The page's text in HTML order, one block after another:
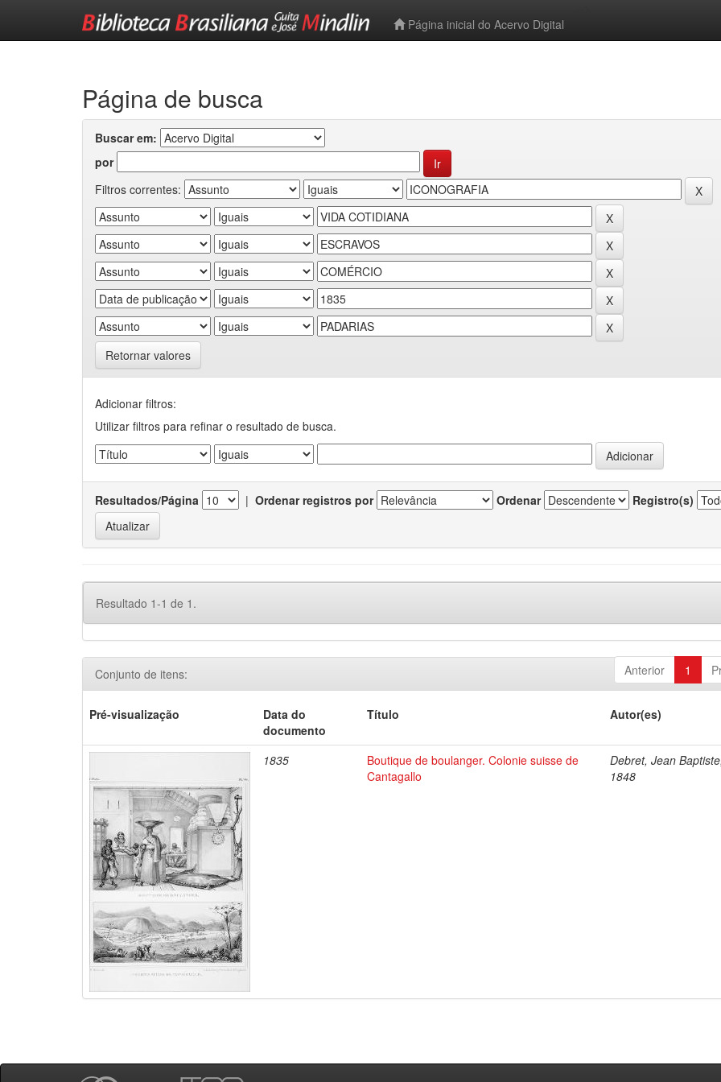
Página inicial do Acervo Digital
Página de busca
Buscar em:
por
Filtros correntes:
Retornar valores
Adicionar filtros:
Utilizar filtros para refinar o resultado de busca.
Resultados/Página | Ordenar registros por Ordenar Registro(s)
Resultado 1-1 de 1.
Anterior 1
Conjunto de itens:
Pré-visualização
Data do
documento
Título Autor(es)
1835
Boutique de boulanger. Colonie suisse de
Cantagallo
Debret, Jean
1848